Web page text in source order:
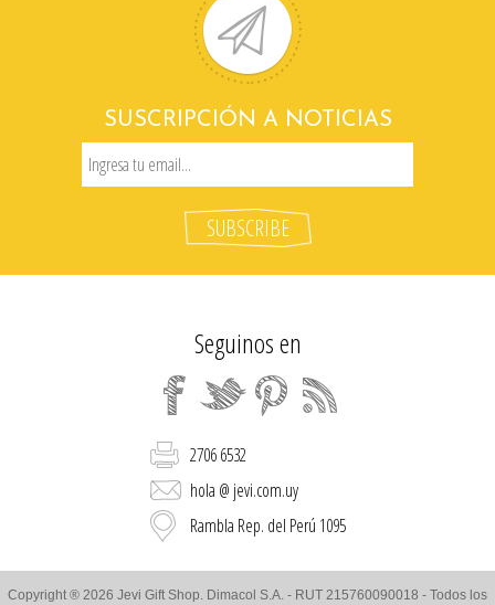
SUSCRIPCIÓN A NOTICIAS
Seguinos en
2706 6532
hola @ jevi.com.uy
Rambla Rep. del Perú 1095
Copyright ® 2026 Jevi Gift Shop. Dimacol S.A. - RUT 215760090018 - Todos los